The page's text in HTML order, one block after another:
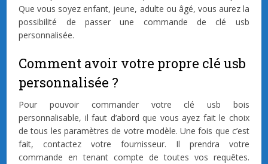
Que vous soyez enfant, jeune, adulte ou âgé, vous aurez la
possibilité de passer une commande de clé usb
personnalisée.
Comment avoir votre propre clé usb
personnalisée ?
Pour pouvoir commander votre clé usb bois
personnalisable, il faut d’abord que vous ayez fait le choix
de tous les paramètres de votre modèle. Une fois que c’est
fait, contactez votre fournisseur. Il prendra votre
commande en tenant compte de toutes vos requêtes.